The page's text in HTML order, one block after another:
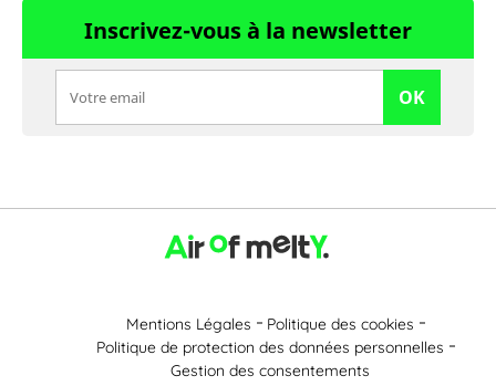
Inscrivez-vous à la newsletter
OK
Mentions Légales
Politique des cookies
Politique de protection des données personnelles
Gestion des consentements